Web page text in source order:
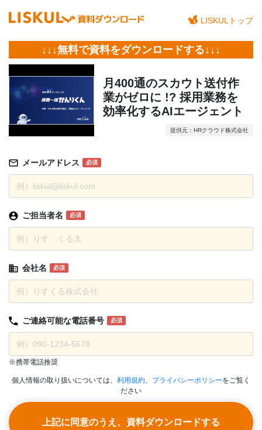
LISKULトップ
↓↓↓無料で資料をダウンロードする↓↓↓
月400通のスカウト送付作
業がゼロに !? 採用業務を
効率化するAIエージェント
提供元：HRクラウド株式会社
メールアドレス 必須
ご担当者名 必須
会社名 必須
ご連絡可能な電話番号 必須
※携帯電話推奨
個人情報の取り扱いについては、 利用規約、 プライバシーポリシーをご覧く
ださい
上記に同意のうえ、資料ダウンロードする